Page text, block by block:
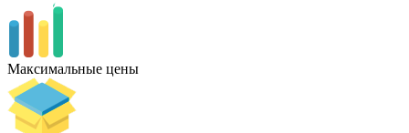
Максимальные цены